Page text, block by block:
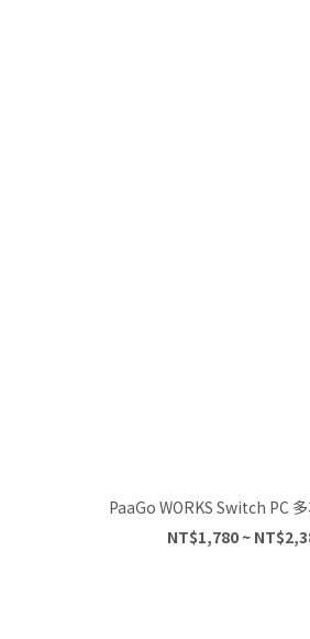
PaaGo WORKS Switch PC
NT$1,780 ~